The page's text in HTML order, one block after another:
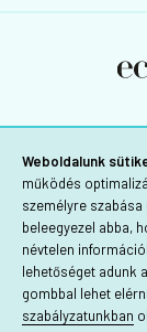
Weboldalunk
működés
személyre
beleegyezel abba,
névtelen
lehetőséget adunk
gombbal lehet
szabályzatunkban